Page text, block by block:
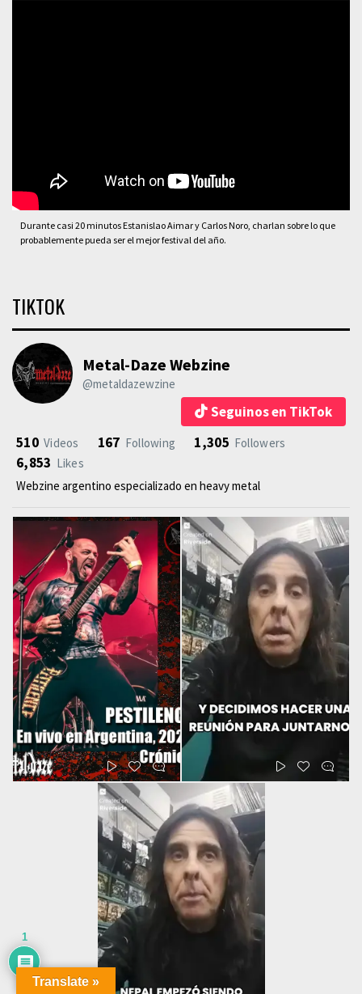
Durante casi 20 minutos Estanislao Aimar y Carlos Noro, charlan sobre lo que
probablemente pueda ser el mejor festival del año.
TIKTOK
Metal-Daze Webzine
@metaldazewzine
Seguinos en TikTok
510 Videos 167 Following 1,305 Followers
6,853 Likes
Webzine argentino especializado en heavy metal
Translate »
1